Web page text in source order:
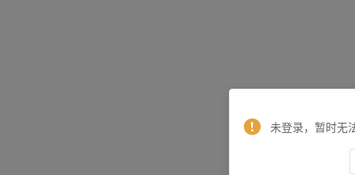
未登录，暂时无